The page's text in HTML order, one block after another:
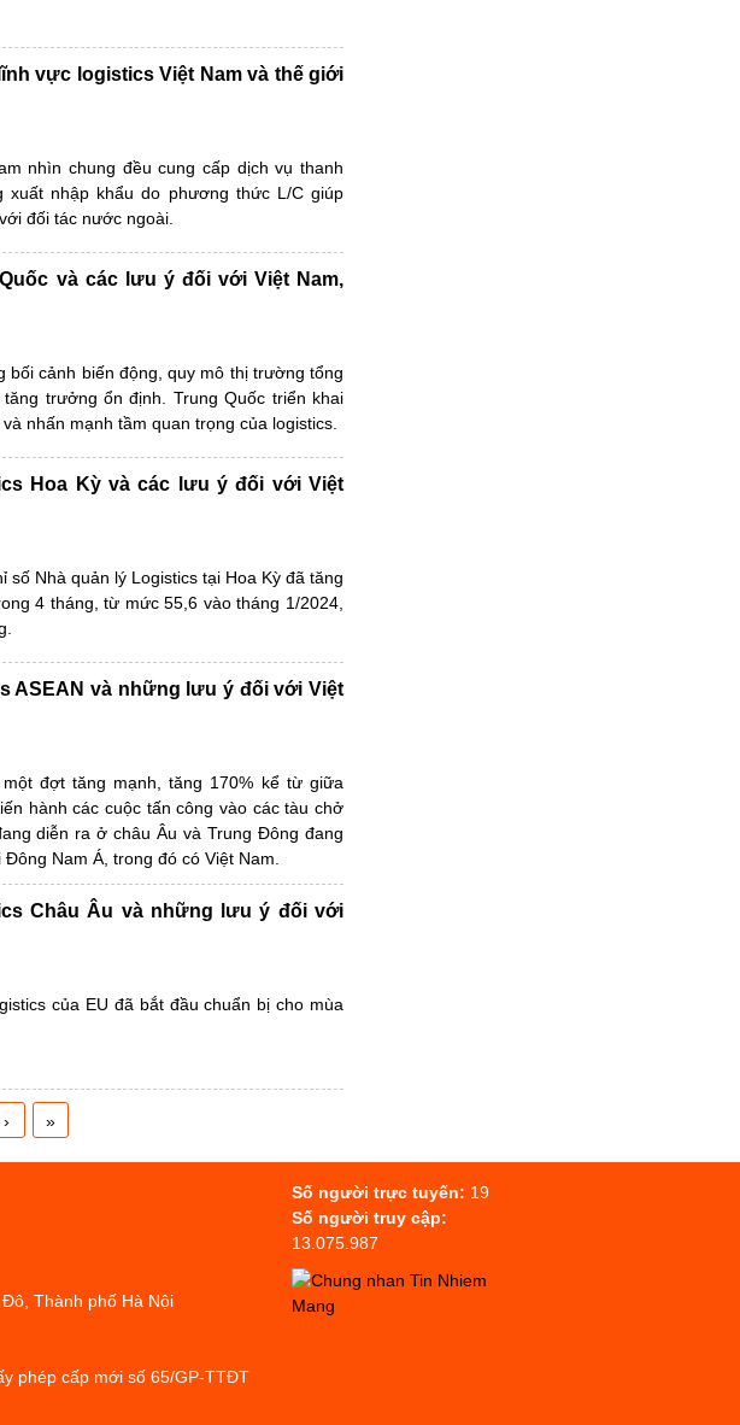
vực logistics Việt Nam và thế giới
nhìn chung đều cung cấp dịch vụ thanh
xuất nhập khẩu do phương thức L/C giúp
đối tác nước ngoài.
và các lưu ý đối với Việt Nam,
bối cảnh biến động, quy mô thị trường tổng
trưởng ổn định. Trung Quốc triển khai
nhấn mạnh tầm quan trọng của logistics.
Hoa Kỳ và các lưu ý đối với Việt
Nhà quản lý Logistics tại Hoa Kỳ đã tăng
4 tháng, từ mức 55,6 vào tháng 1/2024,
ASEAN và những lưu ý đối với Việt
đợt tăng mạnh, tăng 170% kể từ giữa
hành các cuộc tấn công vào các tàu chở
diễn ra ở châu Âu và Trung Đông đang
Nam Á, trong đó có Việt Nam.
Châu Âu và những lưu ý đối với
của EU đã bắt đầu chuẩn bị cho mùa
› »
Thành phố Hà Nội
phép cấp mới số 65/GP-TTĐT
Số người trực tuyến: 19
Số người truy cập:
13.075.987